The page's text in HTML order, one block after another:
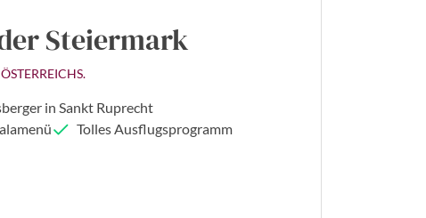
Steiermark
in Sankt Ruprecht
Tolles Ausflugsprogramm